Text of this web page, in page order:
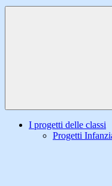
I progetti delle classi
Progetti